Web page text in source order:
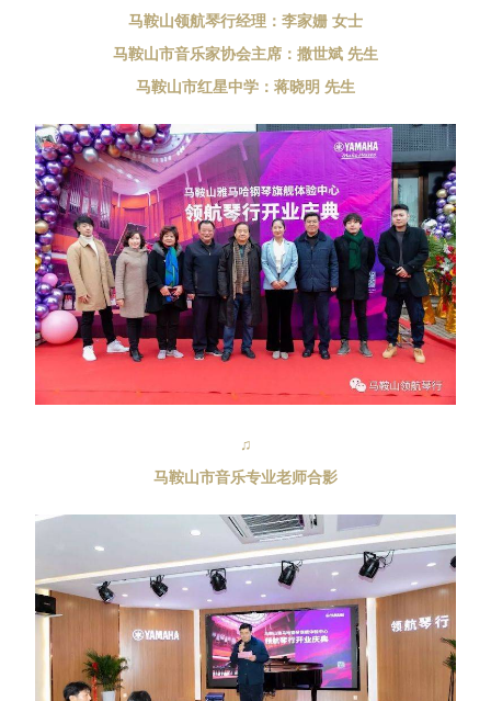
马鞍山领航琴行经理：李家姗 女士
马鞍山市音乐家协会主席：撒世斌 先生
马鞍山市红星中学：蒋晓明 先生
♫
马鞍山市音乐专业老师合影